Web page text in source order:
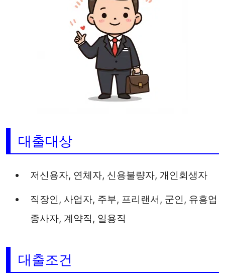
대출대상
저신용자, 연체자, 신용불량자, 개인회생자
직장인, 사업자, 주부, 프리랜서, 군인, 유흥업
종사자, 계약직, 일용직
대출조건